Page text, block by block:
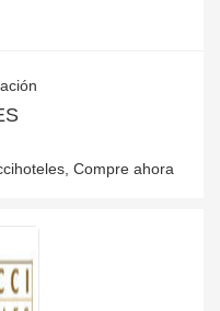
Compre ahora